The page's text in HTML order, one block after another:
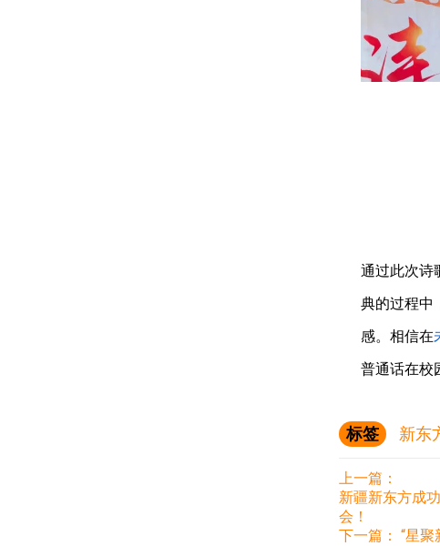
通过此次诗
典的过程中
感。相信在
普通话在校
标签 新东
上一篇：
新疆新东方成
会！
下一篇： “星